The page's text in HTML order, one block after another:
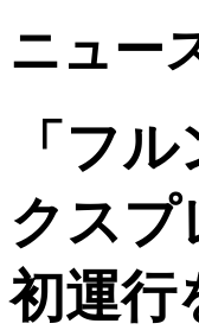
ニュー
「フ
クスプ
初運行